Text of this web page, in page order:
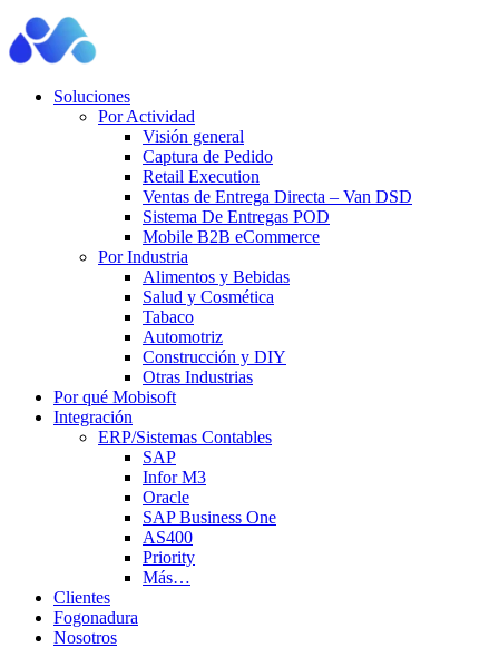
Soluciones
Por Actividad
Visión general
Captura de Pedido
Retail Execution
Ventas de Entrega Directa – Van DSD
Sistema De Entregas POD
Mobile B2B eCommerce
Por Industria
Alimentos y Bebidas
Salud y Cosmética
Tabaco
Automotriz
Construcción y DIY
Otras Industrias
Por qué Mobisoft
Integración
ERP/Sistemas Contables
SAP
Infor M3
Oracle
SAP Business One
AS400
Priority
Más…
Clientes
Fogonadura
Nosotros